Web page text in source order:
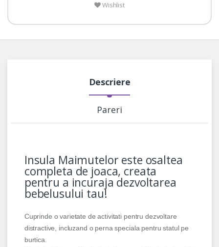
Wishlist
Descriere
Pareri
Insula Maimutelor este osaltea
completa de joaca, creata
pentru a incuraja dezvoltarea
bebelusului tau!
Cuprinde o varietate de activitati pentru dezvoltare
distractive, incluzand o perna speciala pentru statul pe
burtica.